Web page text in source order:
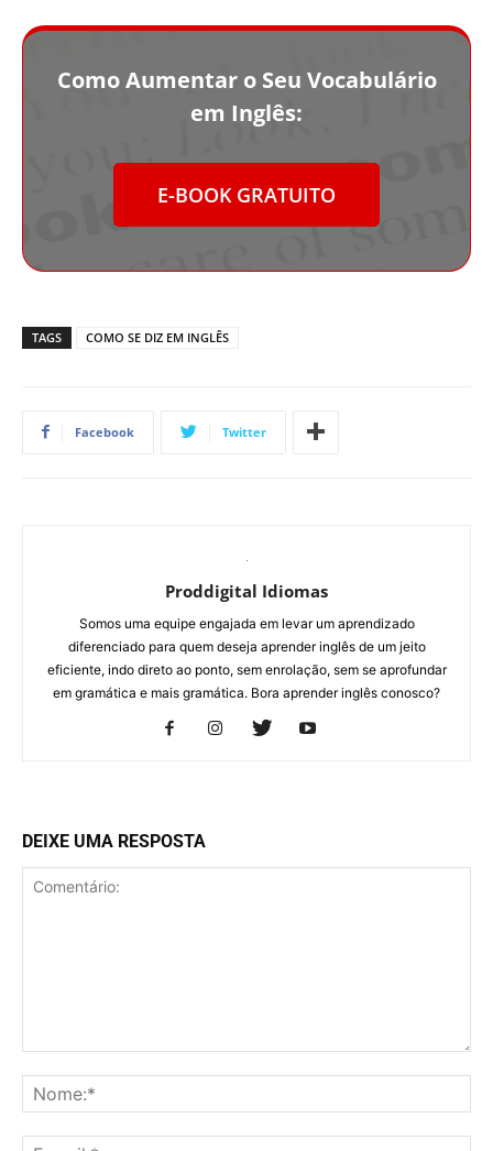
Como Aumentar o Seu Vocabulário
em Inglês:
E-BOOK GRATUITO
TAGS COMO SE DIZ EM INGLÊS
Facebook Twitter
Proddigital Idiomas
Somos uma equipe engajada em levar um aprendizado
diferenciado para quem deseja aprender inglês de um jeito
eficiente, indo direto ao ponto, sem enrolação, sem se aprofundar
em gramática e mais gramática. Bora aprender inglês conosco?
DEIXE UMA RESPOSTA